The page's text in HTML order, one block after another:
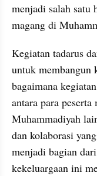
menjadi salah satu
magang di
Kegiatan tadarus
untuk membangun
bagaimana
antara para peserta
Muhammadiyah
dan kolaborasi
menjadi bagian
kekeluargaan ini